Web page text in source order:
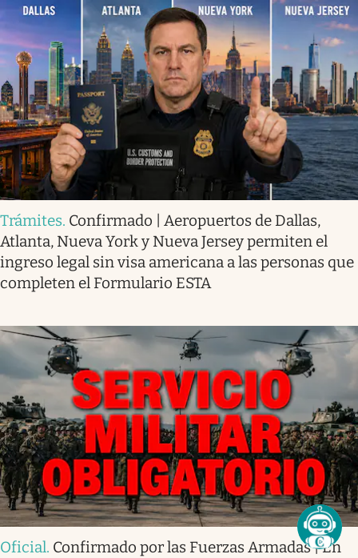
Trámites. Confirmado | Aeropuertos de Dallas,
Atlanta, Nueva York y Nueva Jersey permiten el
ingreso legal sin visa americana a las personas que
completen el Formulario ESTA
Oficial. Confirmado por las Fuerzas Armadas | En